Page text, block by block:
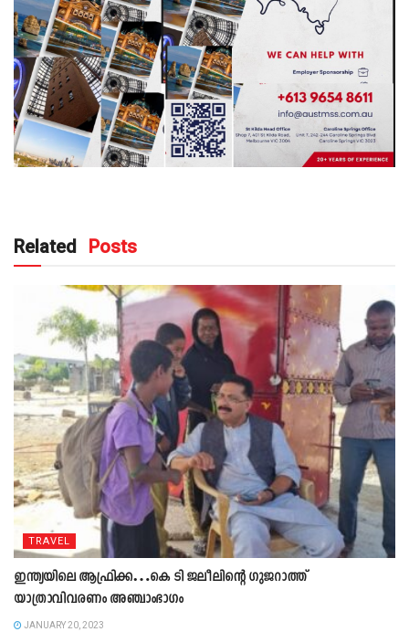
Related Posts
TRAVEL
ഇന്ത്യയിലെ ആഫ്രിക്ക…കെ ടി ജലീലിന്റെ ഗുജറാത്ത്‌
യാത്രാവിവരണം അഞ്ചാംഭാഗം
JANUARY 20, 2023